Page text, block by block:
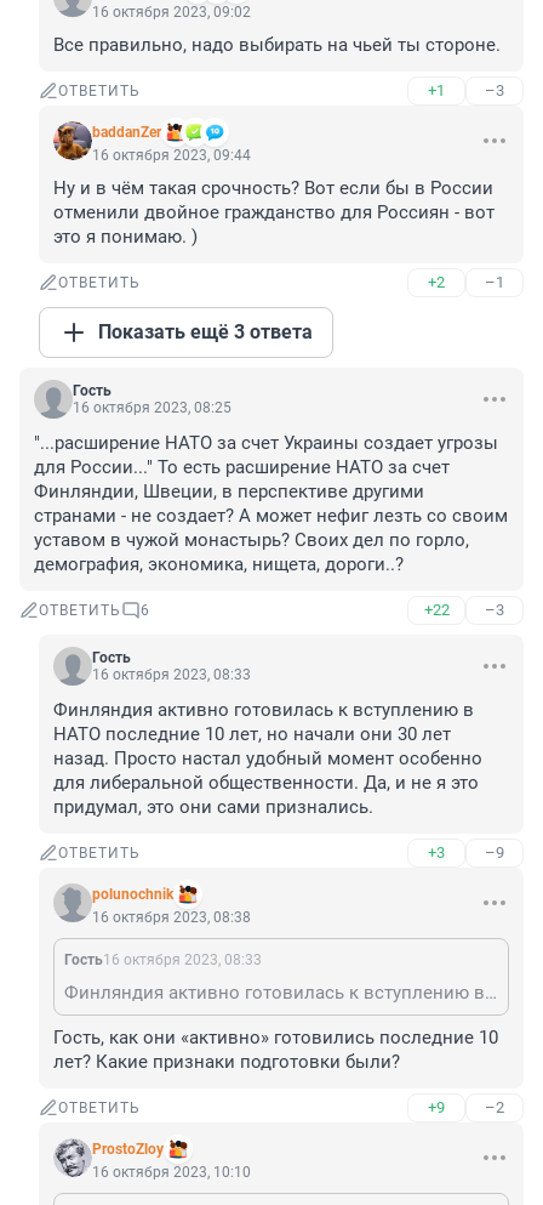
16 октября 2023, 09:02
Все правильно, надо выбирать на чьей ты стороне.
ОТВЕТИТЬ +1 –3
baddanZer
16 октября 2023, 09:44
Ну и в чём такая срочность? Вот если бы в России
отменили двойное гражданство для Россиян - вот
это я понимаю. )
ОТВЕТИТЬ +2 –1
Показать ещё 3 ответа
Гость
16 октября 2023, 08:25
"...расширение НАТО за счет Украины создает угрозы
для России..." То есть расширение НАТО за счет
Финляндии, Швеции, в перспективе другими
странами - не создает? А может нефиг лезть со своим
уставом в чужой монастырь? Своих дел по горло,
демография, экономика, нищета, дороги..?
ОТВЕТИТЬ 6 +22 –3
Гость
16 октября 2023, 08:33
Финляндия активно готовилась к вступлению в
НАТО последние 10 лет, но начали они 30 лет
назад. Просто настал удобный момент особенно
для либеральной общественности. Да, и не я это
придумал, это они сами признались.
ОТВЕТИТЬ +3 –9
polunochnik
16 октября 2023, 08:38
Гость16 октября 2023, 08:33
Финляндия активно готовилась к вступлению в НАТО последние 10 лет, но начали они 30 лет назад. Просто настал удобный момент особенно для либеральной общественности. Да, и не я это придумал, это они сами признались.
Гость, как они «активно» готовились последние 10
лет? Какие признаки подготовки были?
ОТВЕТИТЬ +9 –2
ProstoZloy
16 октября 2023, 10:10